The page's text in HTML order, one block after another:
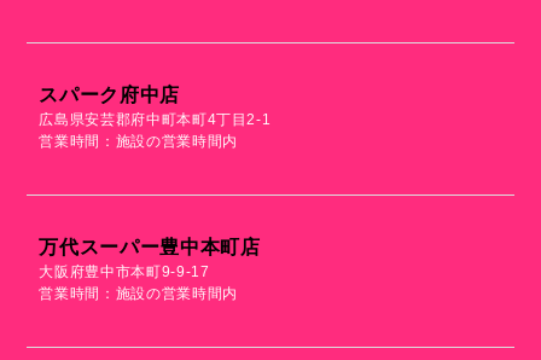
スパーク府中店
広島県安芸郡府中町本町4丁目2-1
営業時間：施設の営業時間内
万代スーパー豊中本町店
大阪府豊中市本町9-9-17
営業時間：施設の営業時間内